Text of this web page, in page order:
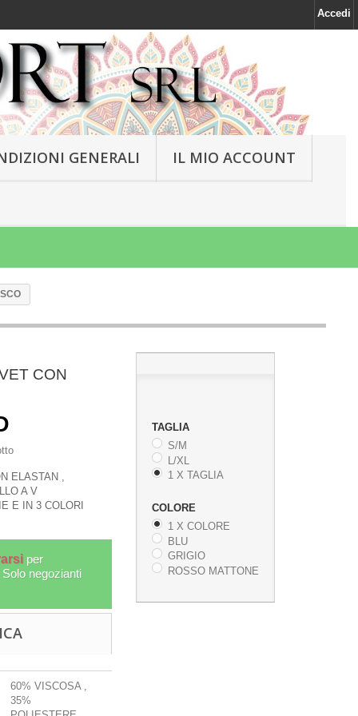
Accedi
GENERALI IL MIO ACCOUNT
INC-X001-145
CON
ELASTAN ,
A V
E IN 3 COLORI
per
negozianti
60% VISCOSA ,
35%
TAGLIA
S/M
L/XL
1 X TAGLIA
COLORE
1 X COLORE
BLU
GRIGIO
ROSSO MATTONE